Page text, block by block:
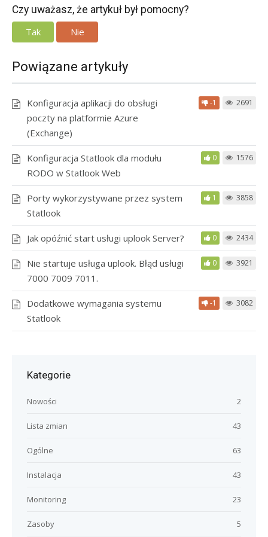
Czy uważasz, że artykuł był pomocny?
Tak
Nie
Powiązane artykuły
Konfiguracja aplikacji do obsługi
poczty na platformie Azure
(Exchange)
-1 2691
Konfiguracja Statlook dla modułu
RODO w Statlook Web
0 1576
Porty wykorzystywane przez system
Statlook
1 3858
Jak opóźnić start usługi uplook Server? 0 2434
Nie startuje usługa uplook. Błąd usługi
7000 7009 7011.
0 3921
Dodatkowe wymagania systemu
Statlook
-1 3082
Kategorie
2
Nowości
43
Lista zmian
63
Ogólne
43
Instalacja
23
Monitoring
5
Zasoby